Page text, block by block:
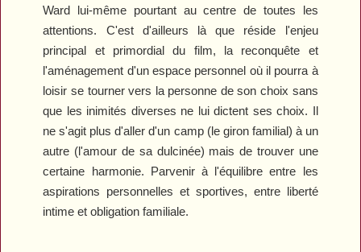
Ward lui-même pourtant au centre de toutes les
attentions. C'est d'ailleurs là que réside l'enjeu
principal et primordial du film, la reconquête et
l'aménagement d'un espace personnel où il pourra à
loisir se tourner vers la personne de son choix sans
que les inimités diverses ne lui dictent ses choix. Il
ne s'agit plus d'aller d'un camp (le giron familial) à un
autre (l'amour de sa dulcinée) mais de trouver une
certaine harmonie. Parvenir à l'équilibre entre les
aspirations personnelles et sportives, entre liberté
intime et obligation familiale.